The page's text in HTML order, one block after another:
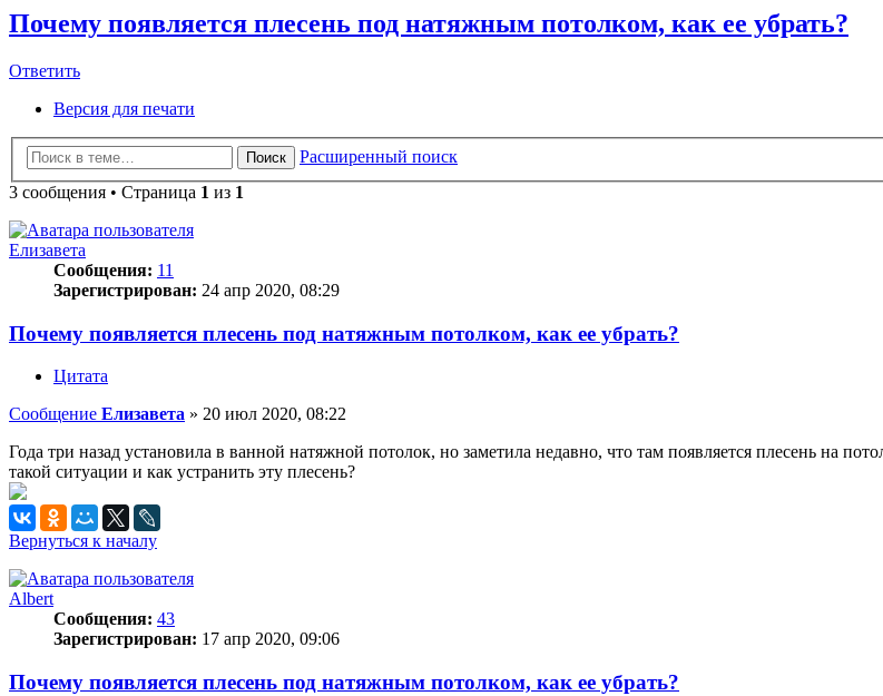
Почему появляется плесень под натяжным потолком, как ее убрать?
Ответить
Ответить
Версия для печати
Поиск
Расширенный поиск
3 сообщения • Страница 1 из 1
Елизавета
Сообщения: 11
Зарегистрирован: 24 апр 2020, 08:29
Почему появляется плесень под натяжным потолком, как ее убрать?
Цитата
Сообщение Елизавета » 20 июл 2020, 08:22
Года три назад установила в ванной натяжной потолок, но заметила недавно, что там появляется плесень на
такой ситуации и как устранить эту плесень?
Вернуться к началу
Albert
Сообщения: 43
Зарегистрирован: 17 апр 2020, 09:06
Почему появляется плесень под натяжным потолком, как ее убрать?